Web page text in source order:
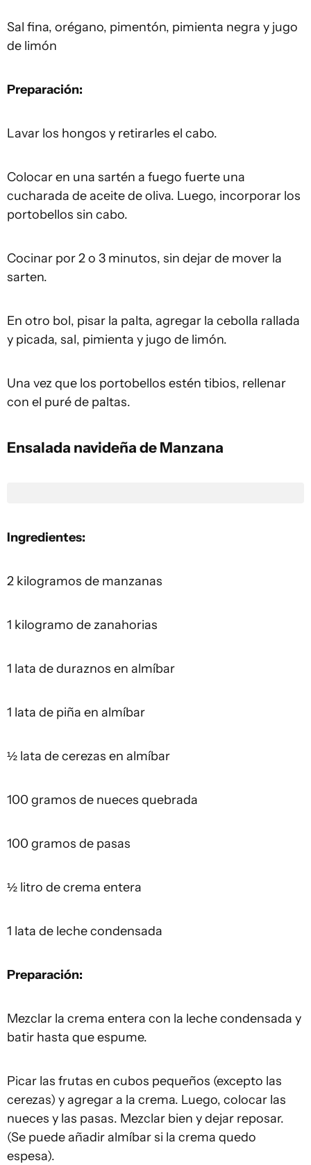
Sal fina, orégano, pimentón, pimienta negra y jugo
de limón
Preparación:
Lavar los hongos y retirarles el cabo.
Colocar en una sartén a fuego fuerte una
cucharada de aceite de oliva. Luego, incorporar los
portobellos sin cabo.
Cocinar por 2 o 3 minutos, sin dejar de mover la
sarten.
En otro bol, pisar la palta, agregar la cebolla rallada
y picada, sal, pimienta y jugo de limón.
Una vez que los portobellos estén tibios, rellenar
con el puré de paltas.
Ensalada navideña de Manzana
Ingredientes:
2 kilogramos de manzanas
1 kilogramo de zanahorias
1 lata de duraznos en almíbar
1 lata de piña en almíbar
½ lata de cerezas en almíbar
100 gramos de nueces quebrada
100 gramos de pasas
½ litro de crema entera
1 lata de leche condensada
Preparación:
Mezclar la crema entera con la leche condensada y
batir hasta que espume.
Picar las frutas en cubos pequeños (excepto las
cerezas) y agregar a la crema. Luego, colocar las
nueces y las pasas. Mezclar bien y dejar reposar.
(Se puede añadir almíbar si la crema quedo
espesa).